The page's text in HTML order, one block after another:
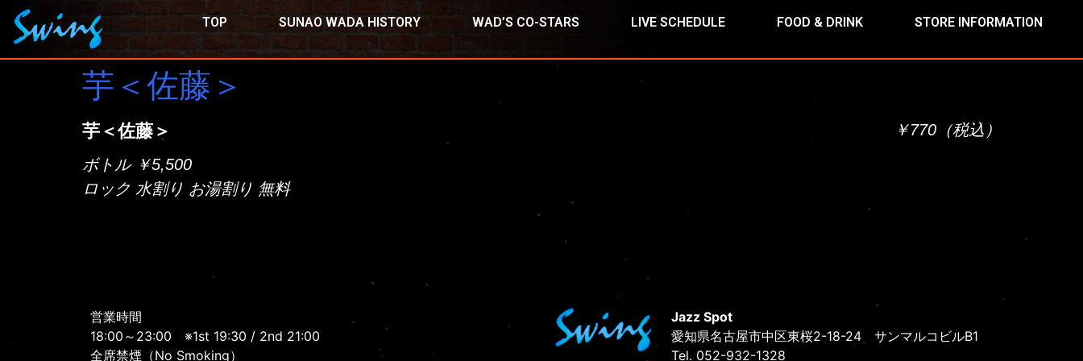
TOP SUNAO WADA HISTORY WAD’S CO-STARS LIVE SCHEDULE FOOD & DRINK STORE INFORMATION
芋＜佐藤＞
芋＜佐藤＞
￥770（税込）
ボトル ￥5,500
ロック 水割り お湯割り 無料
営業時間
18:00～23:00 ※1st 19:30 / 2nd 21:00
全席禁煙（No Smoking）
Jazz Spot
愛知県名古屋市中区東桜2-18-24 サンマルコビルB1
Tel. 052-932-1328